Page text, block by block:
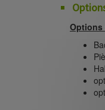
Options